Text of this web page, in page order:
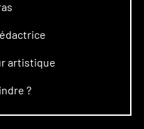
artistique
?